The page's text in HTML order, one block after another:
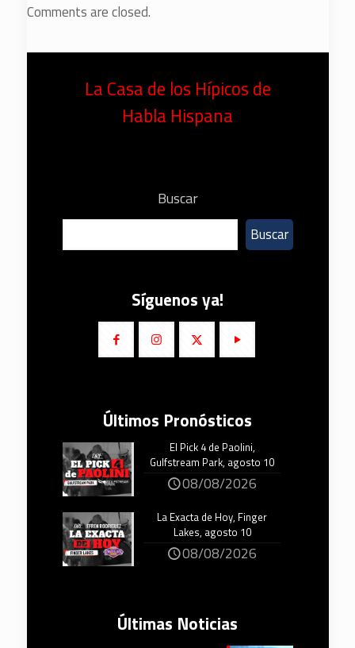
Comments are closed.
La Casa de los Hípicos de
Habla Hispana
Buscar
Buscar
Síguenos ya!
Últimos Pronósticos
El Pick 4 de Paolini,
Gulfstream Park, agosto 10
08/08/2026
La Exacta de Hoy, Finger
Lakes, agosto 10
08/08/2026
Últimas Noticias